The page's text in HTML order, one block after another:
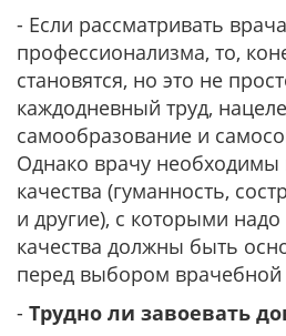
- Если рассматривать
профессионализма, то,
становятся, но это не
каждодневный труд,
самообразование и
Однако врачу необходимы
качества (гуманность,
и другие), с которыми надо
качества должны быть
перед выбором врачебной
- Трудно ли завоевать